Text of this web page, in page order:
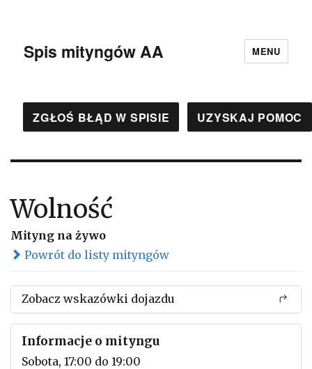
Spis mityngów AA MENU
ZGŁOŚ BŁĄD W SPISIE UZYSKAJ POMOC
Wolność
Mityng na żywo
Powrót do listy mityngów
Zobacz wskazówki dojazdu
Informacje o mityngu
Sobota, 17:00 do 19:00